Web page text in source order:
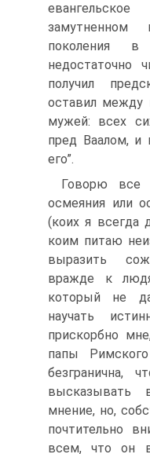
замутненном
поколения
недостаточно
получил
оставил между
мужей: всех
пред Ваалом, и
его”.
Говорю все
осмеяния или
(коих я всегда
коим питаю
выразить
вражде к
который не
научать
прискорбно
папы
безгранична,
высказывать
мнение, но,
почтительно
всем, что он